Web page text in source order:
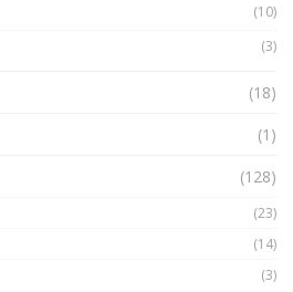
(10)
(3)
(18)
(1)
(128)
(23)
(14)
(3)